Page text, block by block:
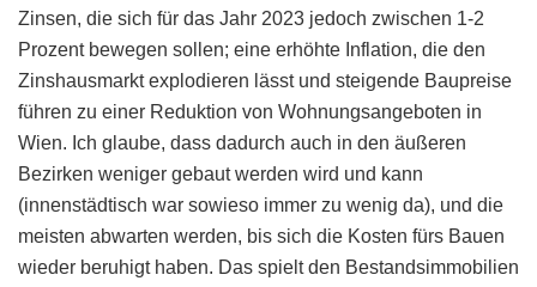
Zinsen, die sich für das Jahr 2023 jedoch zwischen 1-2
Prozent bewegen sollen; eine erhöhte Inflation, die den
Zinshausmarkt explodieren lässt und steigende Baupreise
führen zu einer Reduktion von Wohnungsangeboten in
Wien. Ich glaube, dass dadurch auch in den äußeren
Bezirken weniger gebaut werden wird und kann
(innenstädtisch war sowieso immer zu wenig da), und die
meisten abwarten werden, bis sich die Kosten fürs Bauen
wieder beruhigt haben. Das spielt den Bestandsimmobilien